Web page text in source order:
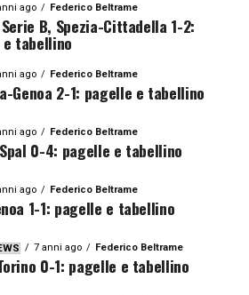
ago Federico Beltrame
B, Spezia-Cittadella 1-2:
tabellino
ago Federico Beltrame
Genoa 2-1: pagelle e tabellino
ago Federico Beltrame
0-4: pagelle e tabellino
ago Federico Beltrame
1-1: pagelle e tabellino
7 anni ago Federico Beltrame
0-1: pagelle e tabellino